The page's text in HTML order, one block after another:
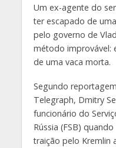
Um ex-agente do
ter escapado de
pelo governo de
método improvável:
de uma vaca morta.
Segundo
Telegraph, Dmitry
funcionário do
Rússia (FSB)
traição pelo Kremlin